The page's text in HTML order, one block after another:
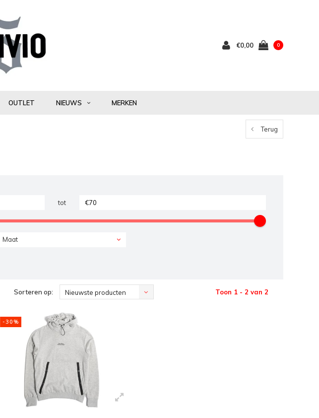
€0,00 0
OUTLET NIEUWS MERKEN
Terug
tot
Maat
Sorteren op: Nieuwste producten Toon 1 - 2 van 2
-30%